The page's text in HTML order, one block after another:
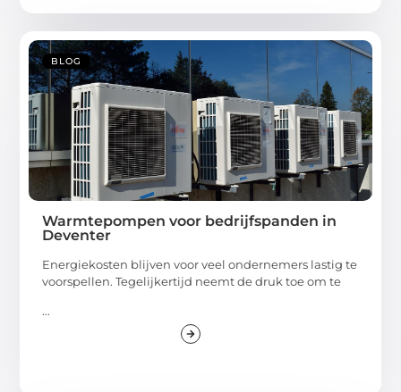
BLOG
Warmtepompen voor bedrijfspanden in
Deventer
Energiekosten blijven voor veel ondernemers lastig te
voorspellen. Tegelijkertijd neemt de druk toe om te
...